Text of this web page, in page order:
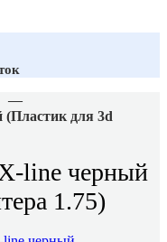
—
для 3d
line черный
1.75)